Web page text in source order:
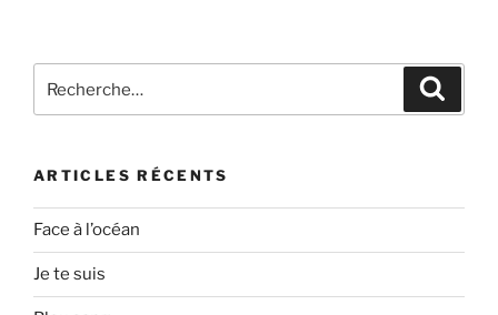
pour
ARTICLES RÉCENTS
Face à l’océan
Je te suis